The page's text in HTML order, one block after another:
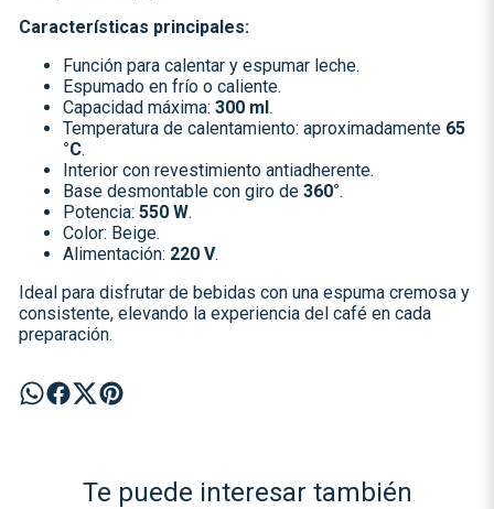
Características principales:
Función para calentar y espumar leche.
Espumado en frío o caliente.
Capacidad máxima: 300 ml.
Temperatura de calentamiento: aproximadamente 65
°C.
Interior con revestimiento antiadherente.
Base desmontable con giro de 360°.
Potencia: 550 W.
Color: Beige.
Alimentación: 220 V.
Ideal para disfrutar de bebidas con una espuma cremosa y
consistente, elevando la experiencia del café en cada
preparación.
Te puede interesar también